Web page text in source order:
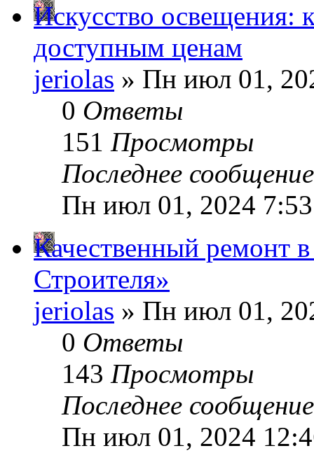
Искусство освещения:
доступным ценам
jeriolas » Пн июл 01,
0 Ответы
151 Просмотры
Последнее
Пн июл 01, 2024
Качественный ремонт
Строителя»
jeriolas » Пн июл 01,
0 Ответы
143 Просмотры
Последнее
Пн июл 01, 2024